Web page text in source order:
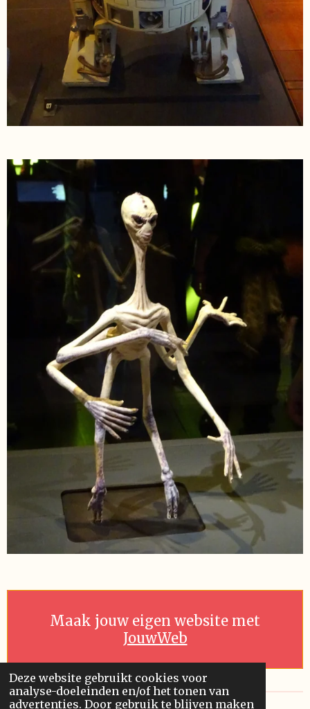
Deze website gebruikt cookies voor
analyse-doeleinden en/of het tonen van
advertenties. Door gebruik te blijven maken
Maak jouw eigen website met
JouwWeb